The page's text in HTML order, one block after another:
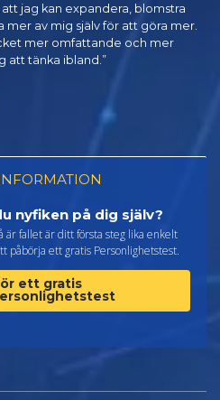
jag kan expandera, blomstra
mer av mig själv för att göra mer.
mer omfattande och mer
att tänka ibland.”
nyfiken på dig själv?
är fallet är ditt första steg lika enkelt
påbörja ett gratis Personlighetstest.
ett gratis